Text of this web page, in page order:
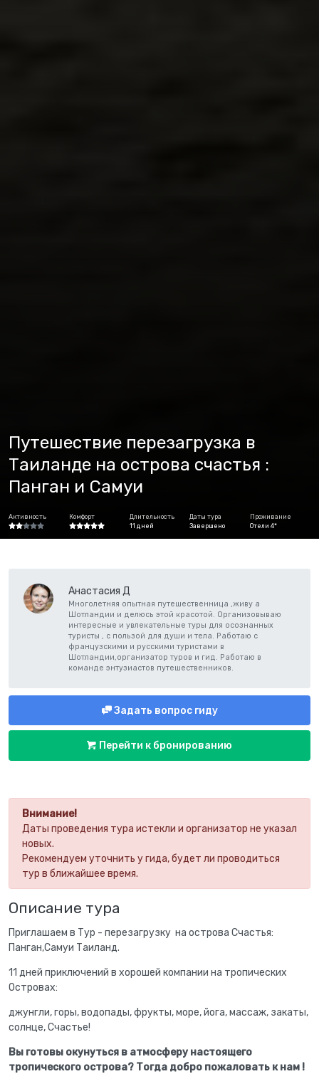
Путешествие перезагрузка в
Таиланде на острова счастья :
Панган и Самуи
Активность Комфорт
Длительность
11 дней
Даты тура
Завершено
Проживание
Отели 4*
Внимание!
Даты проведения тура истекли и организатор не указал
новых.
Рекомендуем уточнить у гида, будет ли проводиться
тур в ближайшее время.
Описание тура
Приглашаем в Тур - перезагрузку на острова Счастья:
Панган,Самуи Таиланд.
11 дней приключений в хорошей компании на тропических
Островах:
джунгли, горы, водопады, фрукты, море, йога, массаж, закаты,
солнце, Счастье!
Вы готовы окунуться в атмосферу настоящего
тропического острова? Тогда добро пожаловать к нам !
Анастасия Д
Многолетняя опытная путешественница ,живу а
Шотландии и делюсь этой красотой. Организовываю
интересные и увлекательные туры для осознанных
туристы , с пользой для души и тела. Работаю с
французскими и русскими туристами в
Шотландии,организатор туров и гид. Работаю в
команде энтузиастов путешественников.
Задать вопрос гиду
Перейти к бронированию